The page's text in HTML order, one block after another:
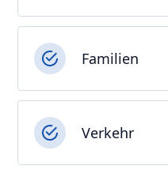
Familien
Verkehr